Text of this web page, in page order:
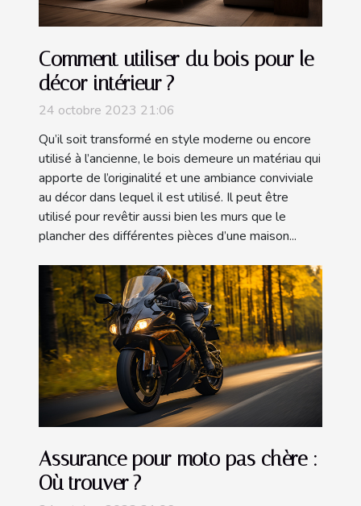
Comment utiliser du bois pour le
décor intérieur ?
24 octobre 2023 21:06
Qu’il soit transformé en style moderne ou encore
utilisé à l’ancienne, le bois demeure un matériau qui
apporte de l’originalité et une ambiance conviviale
au décor dans lequel il est utilisé. Il peut être
utilisé pour revêtir aussi bien les murs que le
plancher des différentes pièces d’une maison...
Assurance pour moto pas chère :
Où trouver ?